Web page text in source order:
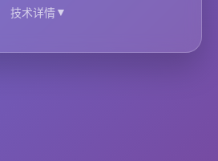
技术详情▼